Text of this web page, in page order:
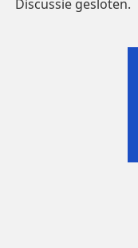
Discussie gesloten.